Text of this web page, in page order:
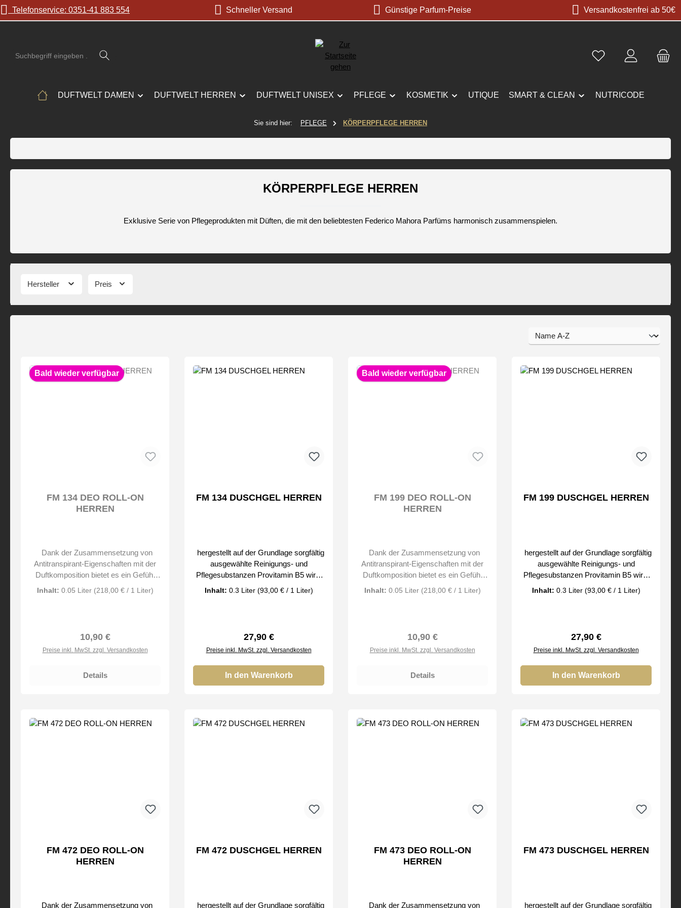
Hauptinhalt springen
Zur Suche springen
Zur Hauptnavigation springen
Telefonservice: 0351-41 883 554 Schneller Versand Günstige Parfum-Preise Versandkostenfrei ab 50€
DUFTWELT DAMEN DUFTWELT HERREN DUFTWELT UNISEX PFLEGE KOSMETIK UTIQUE SMART & CLEAN NUTRICODE
Sie sind hier: PFLEGE KÖRPERPFLEGE HERREN
KÖRPERPFLEGE HERREN
Exklusive Serie von Pflegeprodukten mit Düften, die mit den beliebtesten Federico Mahora Parfüms harmonisch zusammenspielen.
Hersteller Preis
Bald wieder verfügbar
FM 134 DEO ROLL-ON
HERREN
Dank der Zusammensetzung von
Antitranspirant-Eigenschaften mit der
Duftkomposition bietet es ein Gefühl
von Komfort und Frische. beseitigt
unangenehmen Geruch, der durch
uns erhalten Sie nur Original Düfte der
FM Group by
Inhalt: 0.05 Liter (218,00 € / 1 Liter)
Regulärer Preis:
10,90 €
Preise inkl. MwSt. zzgl. Versandkosten
Details
FM 134 DUSCHGEL HERREN
ausgewählte Reinigungs- und
Pflegesubstanzen Provitamin B5 wirkt
lindernd, regeneriert die Haut und beugt
Entzündungen vor ein Komplex
de Parfum harmonieren hinterlässt eine
feine Schutzschicht auf der Haut zur
täglichen Pflege aller Hauttypen Bei
uns erhalten Sie nur Original Düfte der
FM Group by
Inhalt: 0.3 Liter (93,00 € / 1 Liter)
Regulärer Preis:
27,90 €
Preise inkl. MwSt. zzgl. Versandkosten
In den Warenkorb
Bald wieder verfügbar
FM 199 DEO ROLL-ON
HERREN
Dank der Zusammensetzung von
Antitranspirant-Eigenschaften mit der
Duftkomposition bietet es ein Gefühl
von Komfort und Frische. beseitigt
unangenehmen Geruch, der durch
uns erhalten Sie nur Original Düfte der
FM Group by
Inhalt: 0.05 Liter (218,00 € / 1 Liter)
Regulärer Preis:
10,90 €
Preise inkl. MwSt. zzgl. Versandkosten
Details
FM 199 DUSCHGEL HERREN
ausgewählte Reinigungs- und
Pflegesubstanzen Provitamin B5 wirkt
lindernd, regeneriert die Haut und beugt
Entzündungen vor ein Komplex
de Parfum harmonieren hinterlässt eine
feine Schutzschicht auf der Haut zur
täglichen Pflege aller Hauttypen Bei
uns erhalten Sie nur Original Düfte der
FM Group by
Inhalt: 0.3 Liter (93,00 € / 1 Liter)
Regulärer Preis:
27,90 €
Preise inkl. MwSt. zzgl. Versandkosten
In den Warenkorb
FM 472 DEO ROLL-ON
HERREN
Dank der Zusammensetzung von
FM 472 DUSCHGEL HERREN
FM 473 DEO ROLL-ON
HERREN
Dank der Zusammensetzung von
FM 473 DUSCHGEL HERREN